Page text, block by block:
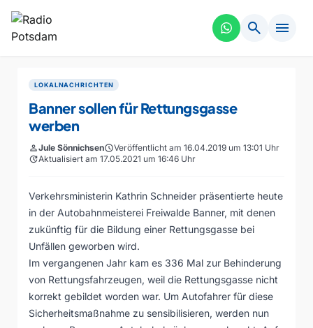
search menu
LOKALNACHRICHTEN
Banner sollen für Rettungsgasse
werben
personJule SönnichsenscheduleVeröffentlicht am 16.04.2019 um 13:01 Uhr
updateAktualisiert am 17.05.2021 um 16:46 Uhr
Verkehrsministerin Kathrin Schneider präsentierte heute
in der Autobahnmeisterei Freiwalde Banner, mit denen
zukünftig für die Bildung einer Rettungsgasse bei
Unfällen geworben wird.
Im vergangenen Jahr kam es 336 Mal zur Behinderung
von Rettungsfahrzeugen, weil die Rettungsgasse nicht
korrekt gebildet worden war. Um Autofahrer für diese
Sicherheitsmaßnahme zu sensibilisieren, werden nun